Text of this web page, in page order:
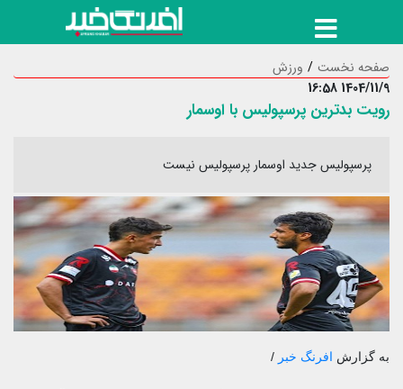
صفحه نخست
ورزش
1404/11/9 16:58
رویت بدترین پرسپولیس با اوسمار
پرسپولیس جدید اوسمار پرسپولیس نیست
به گزارش افرنگ خبر /